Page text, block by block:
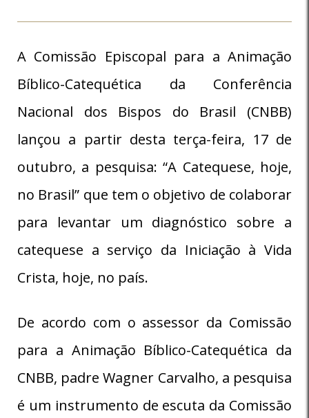
A Comissão Episcopal para a Animação
Bíblico-Catequética da Conferência
Nacional dos Bispos do Brasil (CNBB)
lançou a partir desta terça-feira, 17 de
outubro, a pesquisa: “A Catequese, hoje,
no Brasil” que tem o objetivo de colaborar
para levantar um diagnóstico sobre a
catequese a serviço da Iniciação à Vida
Crista, hoje, no país.
De acordo com o assessor da Comissão
para a Animação Bíblico-Catequética da
CNBB, padre Wagner Carvalho, a pesquisa
é um instrumento de escuta da Comissão